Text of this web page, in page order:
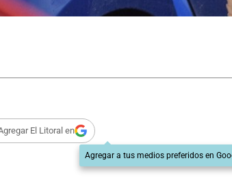
El Litoral en
Agregar a tus medios preferidos en